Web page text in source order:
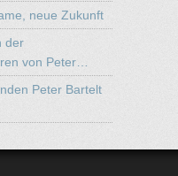
neue Zukunft
der
von Peter…
Peter Bartelt